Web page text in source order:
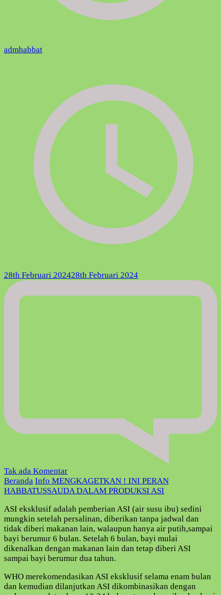
admhabbat
28th Februari 202428th Februari 2024
Tak ada Komentarpada
MENGKAGETKAN
!
PERAN
HABBATUSSAUDA
DALAM
PRODUKSI
ASI
Beranda Info MENGKAGETKAN ! INI PERAN
HABBATUSSAUDA DALAM PRODUKSI ASI
ASI eksklusif adalah pemberian ASI (air susu ibu) sedini
mungkin setelah persalinan, diberikan tanpa jadwal dan
tidak diberi makanan lain, walaupun hanya air putih,sampai
bayi berumur 6 bulan. Setelah 6 bulan, bayi mulai
dikenalkan dengan makanan lain dan tetap diberi ASI
sampai bayi berumur dua tahun.
WHO merekomendasikan ASI eksklusif selama enam bulan
dan kemudian dilanjutkan ASI dikombinasikan dengan